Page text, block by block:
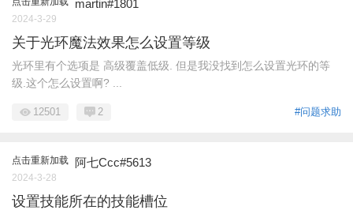
martin#1801
2024-3-29
关于光环魔法效果怎么设置等级
光环里有个选项是 高级覆盖低级. 但是我没找到怎么设置光环的等
级.这个怎么设置啊? ...
#问题求助
12501 2
点击重新加载 阿七Ccc#5613
2024-3-28
设置技能所在的技能槽位